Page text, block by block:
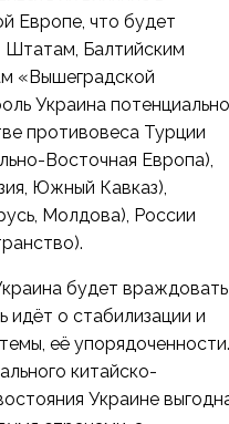
Европе, что будет
Балтийским
«Вышеградской
Украина потенциально
противовеса Турции
Восточная Европа),
Южный Кавказ),
Молдова), России
будет враждовать
идёт о стабилизации и
её упорядоченности.
китайско-
Украине